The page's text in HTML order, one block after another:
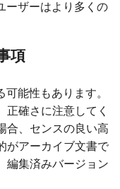
ーザーはより多くの
項
能性もあります。
正確さに注意してく
合、センスの良い高
がアーカイブ文書で
編集済みバージョン